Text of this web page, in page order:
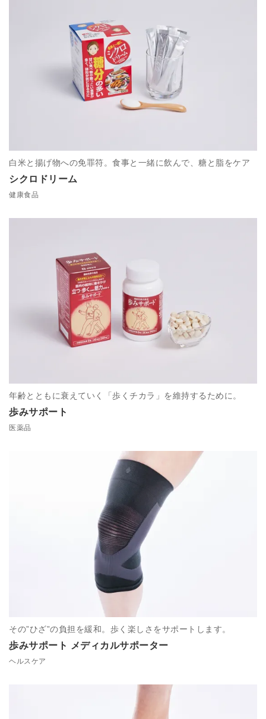
シクロドリーム
白米と揚げ物への免罪符。食事と一緒に飲んで、糖と脂をケア
健康食品
歩みサポート
年齢とともに衰えていく「歩くチカラ」を維持するために。
医薬品
歩みサポート メディカルサポーター
その”ひざ”の負担を緩和。歩く楽しさをサポートします。
ヘルスケア